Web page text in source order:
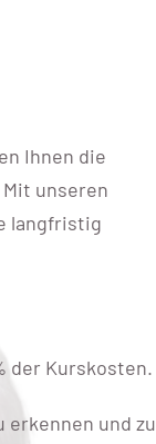
Ihnen die
unseren
langfristig
der Kurskosten.
und zu